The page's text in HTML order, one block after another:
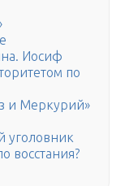
Иосиф
по
и Меркурий»
уголовник
восстания?